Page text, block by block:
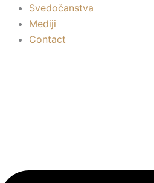
Svedočanstva
Mediji
Contact